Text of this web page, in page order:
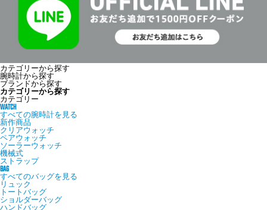
カテゴリーから探す
腕時計から探す
ブランドから探す
カテゴリーから探す
カテゴリー
WATCH
すべての腕時計を見る
新作商品
クリアウォッチ
ペアウォッチ
ソーラーウォッチ
機械式
ストラップ
BAG
すべてのバッグを見る
リュック
トートバッグ
ショルダーバッグ